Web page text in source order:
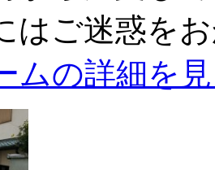
はご迷惑を
ムの詳細を